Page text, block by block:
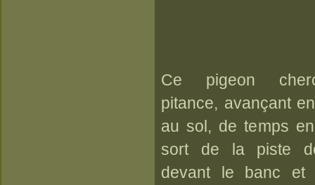
Ce pigeon
pitance, avançant
au sol, de temps
sort de la piste
devant le banc et